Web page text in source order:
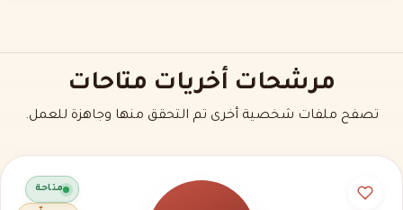
مرشحات أخريات متاحات
تصفح ملفات شخصية أخرى تم التحقق منها وجاهزة للعمل.
متاحة